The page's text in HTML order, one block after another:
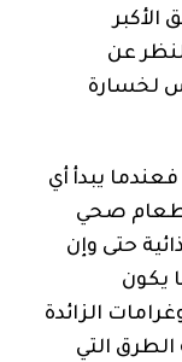
عن
لخسارة
يبدأ أي
طعام صحي
حتى وإن
يكون
الزائدة
التي